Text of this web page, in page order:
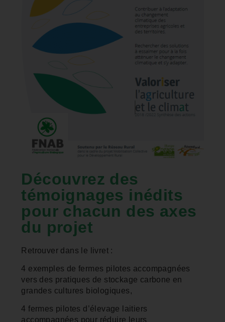
Découvrez des
témoignages inédits
pour chacun des axes
du projet
Retrouver dans le livret :
4 exemples de fermes pilotes accompagnées
vers des pratiques de stockage carbone en
grandes cultures biologiques,
4 fermes pilotes d’élevage laitiers
accompagnées pour réduire leurs